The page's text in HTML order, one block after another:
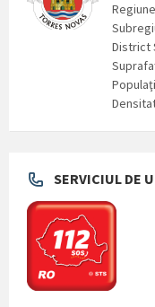
District
SERVICIUL DE